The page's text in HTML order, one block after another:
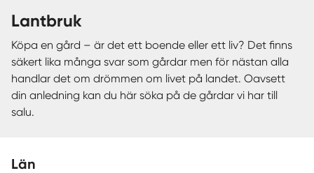
lantbruk
Köpa en gård – är det ett boende eller ett liv? Det finns
säkert lika många svar som gårdar men för nästan alla
handlar det om drömmen om livet på landet. Oavsett
din anledning kan du här söka på de gårdar vi har till
salu.
Län